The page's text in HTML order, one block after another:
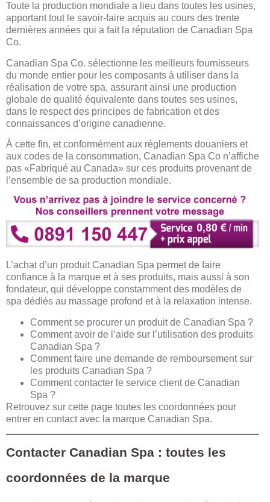
Toute la production mondiale a lieu dans toutes les usines,
apportant tout le savoir-faire acquis au cours des trente
dernières années qui a fait la réputation de Canadian Spa
Co.
Canadian Spa Co. sélectionne les meilleurs fournisseurs
du monde entier pour les composants à utiliser dans la
réalisation de votre spa, assurant ainsi une production
globale de qualité équivalente dans toutes ses usines,
dans le respect des principes de fabrication et des
connaissances d’origine canadienne.
À cette fin, et conformément aux règlements douaniers et
aux codes de la consommation, Canadian Spa Co n’affiche
pas «Fabriqué au Canada» sur ces produits provenant de
l’ensemble de sa production mondiale.
L’achat d’un produit Canadian Spa permet de faire
confiance à la marque et à ses produits, mais aussi à son
fondateur, qui développe constamment des modèles de
spa dédiés au massage profond et à la relaxation intense.
Comment se procurer un produit de Canadian Spa ?
Comment avoir de l’aide sur l’utilisation des produits
Canadian Spa ?
Comment faire une demande de remboursement sur
les produits Canadian Spa ?
Comment contacter le service client de Canadian
Spa ?
Retrouvez sur cette page toutes les coordonnées pour
entrer en contact avec la marque Canadian Spa.
Contacter Canadian Spa : toutes les
coordonnées de la marque